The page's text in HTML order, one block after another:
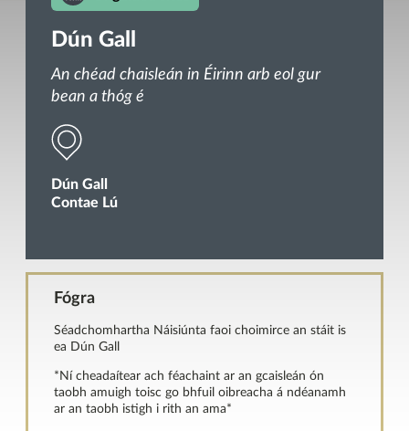
Dún Gall
An chéad chaisleán in Éirinn arb eol gur
bean a thóg é
Dún Gall
Contae Lú
Fógra
Séadchomhartha Náisiúnta faoi choimirce an stáit is
ea Dún Gall
*Ní cheadaítear ach féachaint ar an gcaisleán ón
taobh amuigh toisc go bhfuil oibreacha á ndéanamh
ar an taobh istigh i rith an ama*